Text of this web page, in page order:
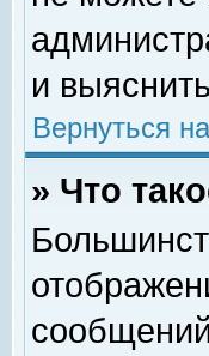
и
Вернуться
» Что